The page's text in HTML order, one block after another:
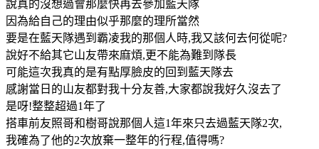
說真的沒想過會那麼快再去參加藍天隊
因為給自己的理由似乎那麼的理所當然
要是在藍天隊遇到霸凌我的那個人時,我又該何去何從呢?
說好不給其它山友帶來麻煩,更不能為難到隊長
可能這次我真的是有點厚臉皮的回到藍天隊去
感謝當日的山友都對我十分友善,大家都說我好久沒去了
是呀!整整超過1年了
搭車前友照哥和樹哥說那個人這1年來只去過藍天隊2次,
我確為了他的2次放棄一整年的行程,值得嗎?